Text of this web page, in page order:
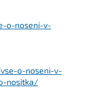
o-noseni-v-
o-noseni-v-
nositka/